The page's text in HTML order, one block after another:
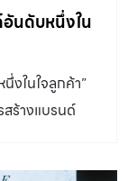
ษาในหลักสูตร
ครงการ
ค์ รอง
ธุรกิจในเครือ
องบริษัทและ
อันดับหนึ่งใน
งในใจลูกค้า”
ร้างแบรนด์